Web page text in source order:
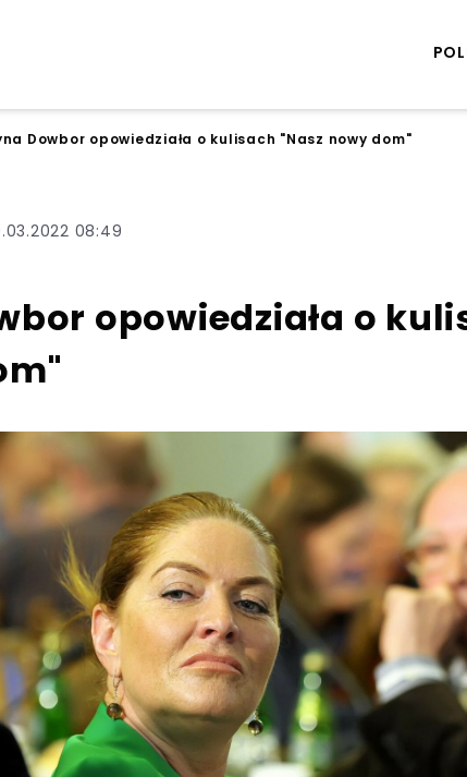
Dowbor opowiedziała o kulisach "Nasz nowy dom"
08:49
opowiedziała o